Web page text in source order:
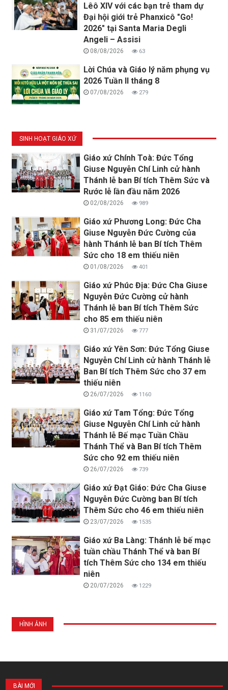
Lêô XIV với các bạn trẻ tham dự
Đại hội giới trẻ Phanxicô "Go!
2026" tại Santa Maria Degli
Angeli – Assisi
08/08/2026 63
Lời Chúa và Giáo lý năm phụng vụ
2026 Tuần II tháng 8
07/08/2026 279
SINH HOẠT GIÁO XỨ
Giáo xứ Chính Toà: Đức Tổng
Giuse Nguyễn Chí Linh cử hành
Thánh lễ ban Bí tích Thêm Sức và
Rước lễ lần đầu năm 2026
02/08/2026 989
Giáo xứ Phương Long: Đức Cha
Giuse Nguyễn Đức Cường của
hành Thánh lễ ban Bí tích Thêm
Sức cho 18 em thiếu niên
01/08/2026 401
Giáo xứ Phúc Địa: Đức Cha Giuse
Nguyễn Đức Cường cử hành
Thánh lễ ban Bí tích Thêm Sức
cho 85 em thiếu niên
31/07/2026 777
Giáo xứ Yên Sơn: Đức Tổng Giuse
Nguyễn Chí Linh cử hành Thánh lễ
Ban Bí tích Thêm Sức cho 37 em
thiếu niên
26/07/2026 1160
Giáo xứ Tam Tổng: Đức Tổng
Giuse Nguyễn Chí Linh cử hành
Thánh lễ Bế mạc Tuần Chầu
Thánh Thể và Ban Bí tích Thêm
Sức cho 92 em thiếu niên
26/07/2026 739
Giáo xứ Đạt Giáo: Đức Cha Giuse
Nguyễn Đức Cường ban Bí tích
Thêm Sức cho 46 em thiếu niên
23/07/2026 1535
Giáo xứ Ba Làng: Thánh lễ bế mạc
tuần chầu Thánh Thể và ban Bí
tích Thêm Sức cho 134 em thiếu
niên
20/07/2026 1229
HÌNH ẢNH
BÀI MỚI